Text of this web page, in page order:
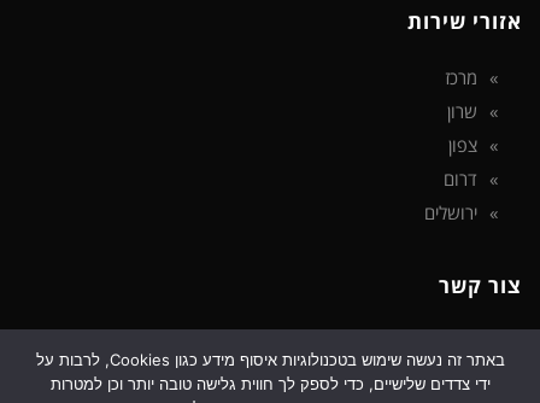
אזורי שירות
מרכז
שרון
צפון
דרום
ירושלים
צור קשר
באתר זה נעשה שימוש בטכנולוגיות איסוף מידע כגון Cookies, לרבות על
ידי צדדים שלישיים, כדי לספק לך חווית גלישה טובה יותר וכן למטרות